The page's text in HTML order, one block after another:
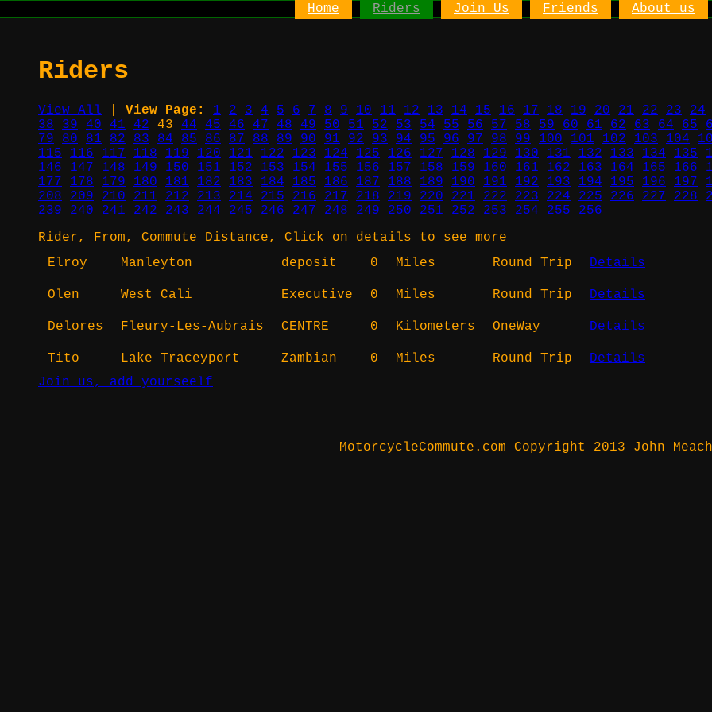
Home Riders Join Us Friends About us
Riders
View All View Page: 1 2 3 4 5 6 7 8 9 10 11 12 13 14 15 16 17 18 19 20 21 22 23
24
38
39 40 41 42 43 44 45 46 47 48 49 50 51 52 53 54 55 56 57 58 59 60 61 62 63 64 65
79
80 81 82 83 84 85 86 87 88 89 90 91 92 93 94 95 96 97 98 99 100 101 102 103 104
115
116 117 118 119 120 121 122 123 124 125 126 127 128 129 130 131 132 133 134 135
146
147 148 149 150 151 152 153 154 155 156 157 158 159 160 161 162 163 164 165 166
177
178 179 180 181 182 183 184 185 186 187 188 189 190 191 192 193 194 195 196 197
208
209 210 211 212 213 214 215 216 217 218 219 220 221 222 223 224 225 226 227 228
239
240 241 242 243 244 245 246 247 248 249 250 251 252 253 254 255
256
Rider, From, Commute Distance, Click on details to see more
Elroy
Manleyton deposit 0 Miles Round Trip Details
Olen West Cali Executive 0 Miles Round Trip Details
Delores Fleury-Les-Aubrais CENTRE 0 Kilometers OneWay Details
Tito Lake Traceyport Zambian 0 Miles Round Trip
Details
Join us, add yourseelf
MotorcycleCommute.com Copyright 2013 John